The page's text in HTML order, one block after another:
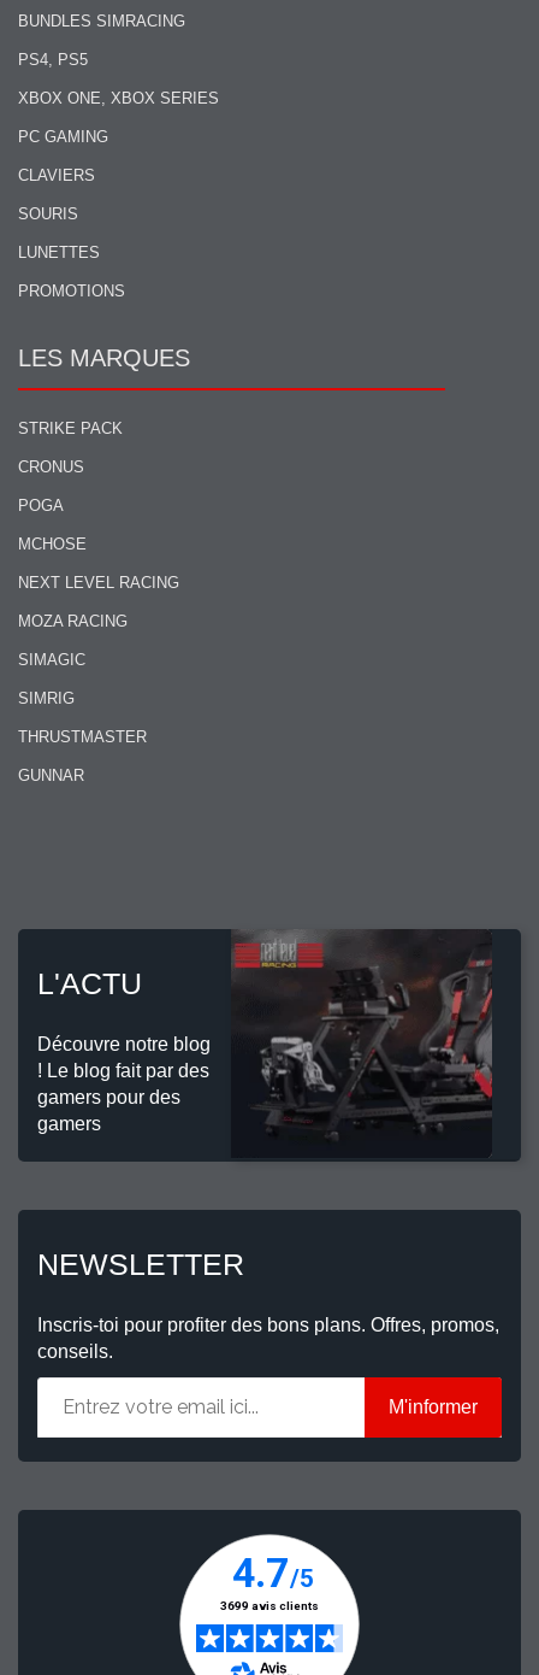
BUNDLES SIMRACING
PS4, PS5
XBOX ONE, XBOX SERIES
PC GAMING
CLAVIERS
SOURIS
LUNETTES
PROMOTIONS
LES MARQUES
STRIKE PACK
CRONUS
POGA
MCHOSE
NEXT LEVEL RACING
MOZA RACING
SIMAGIC
SIMRIG
THRUSTMASTER
GUNNAR
L'ACTU
Découvre notre blog
! Le blog fait par des
gamers pour des
gamers
NEWSLETTER
Inscris-toi pour profiter des bons plans. Offres, promos,
conseils.
M'informer